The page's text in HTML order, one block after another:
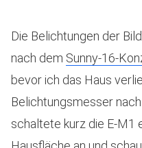
Die Belichtungen der
nach dem Sunny-16-
bevor ich das Haus
Belichtungsmesser
schaltete kurz die E-M1